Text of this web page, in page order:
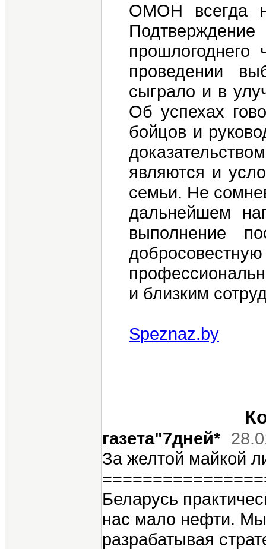
ОМОН всегда
проведении
сыграло и в
Об успехах
бойцов и
являются и
семьи. Не
дальнейшем
выполнение
и близким
Speznaz.by
газета"7дней*
За желтой майкой
Беларусь
нас мало нефти.
разрабатывая